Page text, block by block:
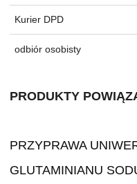
Kurier DPD
odbiór osobisty
PRODUKTY
PRZYPRAWA
GLUTAMINIANU